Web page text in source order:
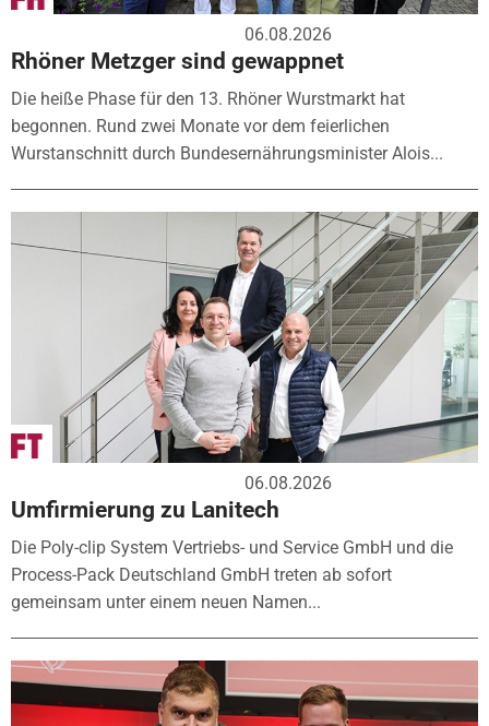
06.08.2026
Rhöner Metzger sind gewappnet
Die heiße Phase für den 13. Rhöner Wurstmarkt hat
begonnen. Rund zwei Monate vor dem feierlichen
Wurstanschnitt durch Bundesernährungsminister Alois...
06.08.2026
Umfirmierung zu Lanitech
Die Poly-clip System Vertriebs- und Service GmbH und die
Process-Pack Deutschland GmbH treten ab sofort
gemeinsam unter einem neuen Namen...